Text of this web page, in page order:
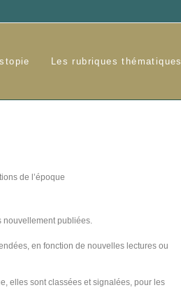
Les rubriques thématiques
de l’époque
nouvellement publiées.
en fonction de nouvelles lectures ou
elles sont classées et signalées, pour les